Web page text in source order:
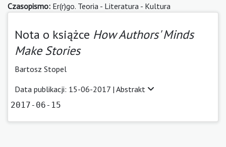
Czasopismo: Er(r)go. Teoria - Literatura - Kultura
Nota o książce How Authors' Minds
Make Stories
Bartosz Stopel
Data publikacji: 15-06-2017 | Abstrakt
2017-06-15